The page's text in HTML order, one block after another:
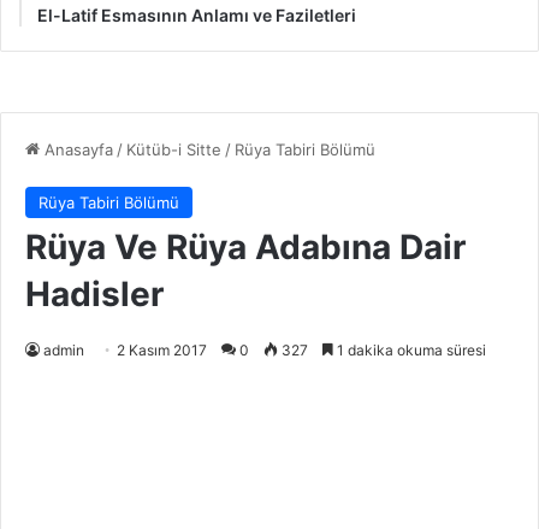
El-Latif Esmasının Anlamı ve Faziletleri